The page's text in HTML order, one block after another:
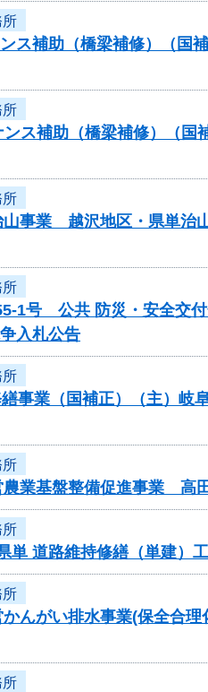
所
ス補助（橋梁補修）（国
所
ス補助（橋梁補修）（国
所
事業 越沢地区・県単治
所
1号 公共 防災・安全
入札公告
所
事業（国補正）（主）
所
農業基盤整備促進事業 高
所
単 道路維持修繕（単建）
所
んがい排水事業(保全合
所